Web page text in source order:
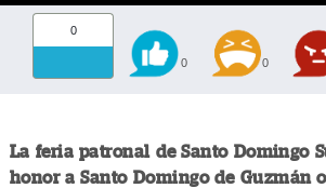
0
0 0
La feria patronal de Santo Domingo
honor a Santo Domingo de Guzmán